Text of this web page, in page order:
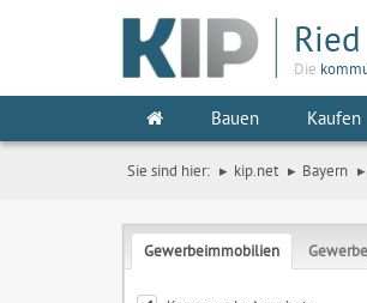
Ried
Die
Bauen Kaufen
Sie sind hier: kip.net Bayern
Gewerbeimmobilien